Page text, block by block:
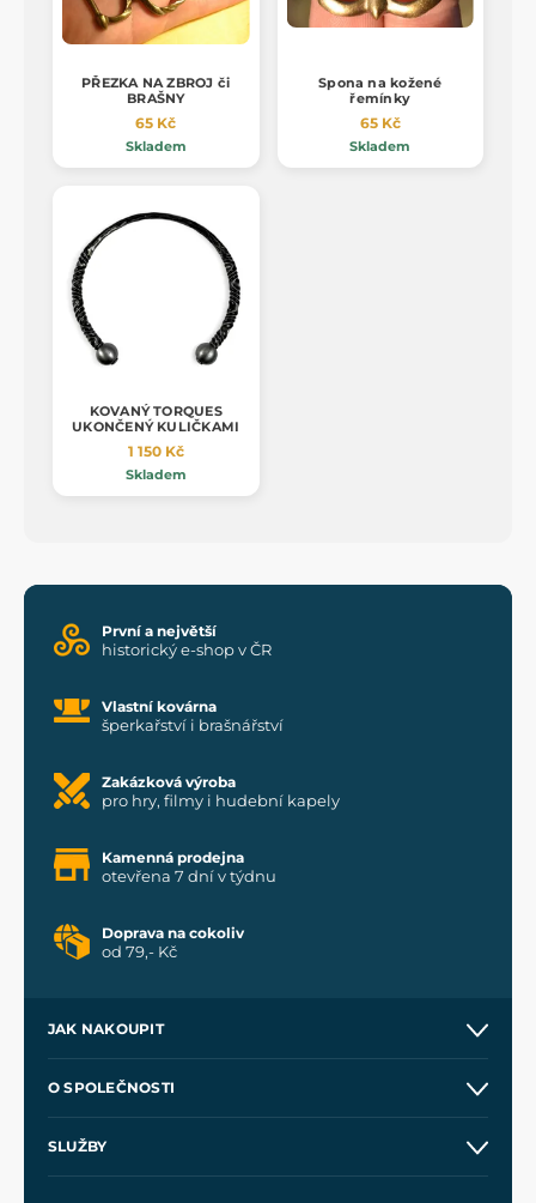
PŘEZKA NA ZBROJ či
BRAŠNY
65 Kč
Skladem
Spona na kožené
řemínky
65 Kč
Skladem
KOVANÝ TORQUES
UKONČENÝ KULIČKAMI
1 150 Kč
Skladem
První a největší
historický e-shop v ČR
Vlastní kovárna
šperkařství i brašnářství
Zakázková výroba
pro hry, filmy i hudební kapely
Kamenná prodejna
otevřena 7 dní v týdnu
Doprava na cokoliv
od 79,- Kč
JAK NAKOUPIT
Velkoobchod
O SPOLEČNOSTI
SLUŽBY